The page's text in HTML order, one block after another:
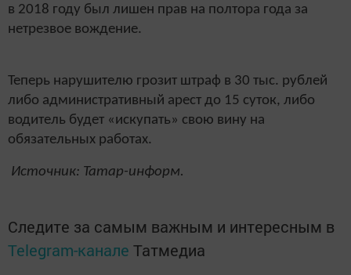
в 2018 году был лишен прав на полтора года за
нетрезвое вождение.
Теперь нарушителю грозит штраф в 30 тыс. рублей
либо административный арест до 15 суток, либо
водитель будет «искупать» свою вину на
обязательных работах.
Источник: Татар-информ.
Следите за самым важным и интересным в
Telegram-канале Татмедиа